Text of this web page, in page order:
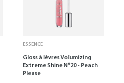
ESSENCE
Gloss à lèvres Volumizing
Extreme Shine N°20 - Peach
Please